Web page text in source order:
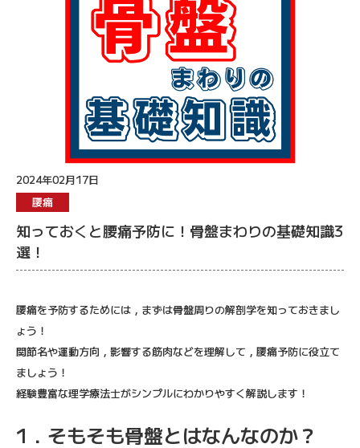
2024年02月17日
腰痛
知っておくと腰痛予防に！骨盤まわりの基礎知識3
選！
腰痛を予防するためには，まずは骨盤周りの解剖学を知っておきまし
ょう！
関節名や運動方向，影響する筋肉などを理解して，腰痛予防に役立て
ましょう！
経験豊富な理学療法士がシンプルにわかりやすく解説します！
1．そもそも骨盤とはなんなのか？